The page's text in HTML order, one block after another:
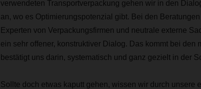
verwendeten Transportverpackung gehen wir in den
an, wo es Optimierungspotenzial gibt. Bei den
Experten von Verpackungsfirmen und neutrale externe
ein sehr offener, konstruktiver Dialog. Das kommt bei den
bestätigt uns darin, systematisch und ganz gezielt in der
Sollte doch etwas kaputt gehen, wissen wir durch unsere